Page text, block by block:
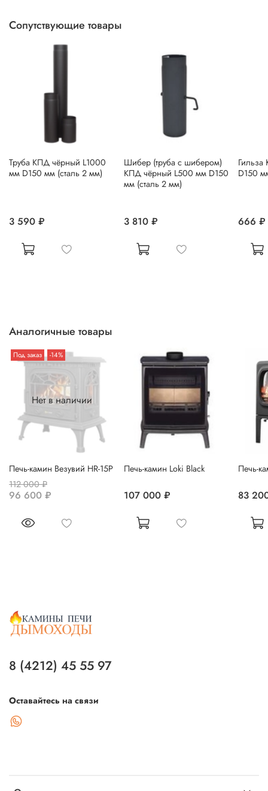
Сопутствующие товары
Труба КПД чёрный L1000
мм D150 мм (сталь 2 мм)
3 590 ₽
Шибер (труба с шибером)
КПД чёрный L500 мм D150
мм (сталь 2 мм)
3 810 ₽
D150
666 ₽
Аналогичные товары
Нет в наличии
Под заказ -14%
Печь-камин Везувий HR-15P
112 000 ₽
96 600 ₽
Печь-камин Loki Black
107 000 ₽
Печь-
83
8 (4212) 45 55 97
Оставайтесь на связи